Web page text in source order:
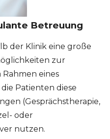
Betreuung
der Klinik eine große
zur
eines
Patienten diese
(Gesprächstherapie,
oder
nutzen.